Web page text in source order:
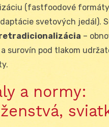
(fastfoodové
svetových jedál).
–
surovín pod tlakom
a normy: